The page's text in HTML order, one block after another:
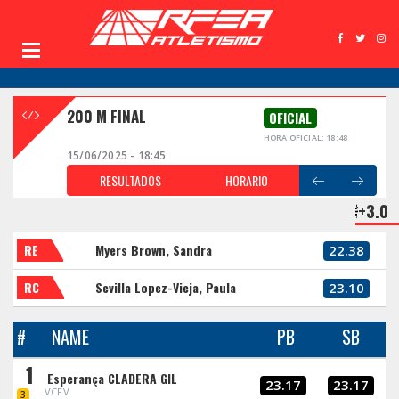
200 M FINAL OFICIAL
HORA OFICIAL: 18:48
15/06/2025 - 18:45
RESULTADOS HORARIO
+3.0
RE Myers Brown, Sandra 22.38
RC Sevilla Lopez-Vieja, Paula 23.10
# NAME PB SB
1
3
Esperança CLADERA GIL
VCFV 23.17 23.17